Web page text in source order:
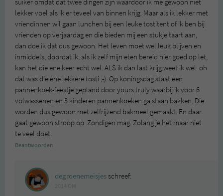
suiker omdat dat twee dingen zijn waardoor ik me gewoon niet
lekker voel als ik er teveel van binnen krijg. Maar als ik lekker met
vriendinnen wil gaan lunchen bij een leuke tostitent of ik ben bij
vrienden op verjaardag en die bieden mij een stukje taart aan,
dan doe ik dat dus gewoon. Het leven moet wel leuk blijven en
inmiddels, doordat ik, als ik zelf mijn eten bereid hier goed op let,
kan het die ene keer echt wel. ALS ik dan last krijg weet ik wel: oh
dat was die ene lekkere tosti ;-). Op koningsdag staat een
pannenkoek-feestje gepland door yours truly waarbij ik voor 6
volwassenen en 3 kinderen pannenkoeken ga staan bakken. Die
worden dus gewoon met zelfrijzend bakmeel gemaakt. En daar
gaat gewoon stroop op. Zondigen mag. Zolang je het maar niet
te veel doet.
Beantwoorden
degroenemeisjesschreef: